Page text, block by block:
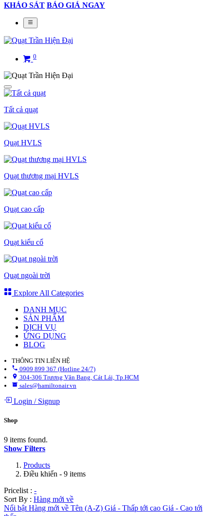
KHẢO SÁT BÁO GIÁ NGAY
0
Tất cả quạt
Quạt HVLS
Quạt thương mại HVLS
Quạt cao cấp
Quạt kiểu cổ
Quạt ngoài trời
Explore All Categories
DANH MỤC
SẢN PHẨM
DỊCH VỤ
ỨNG DỤNG
BLOG
THÔNG TIN LIÊN HỆ
0909 899 367 (Hotline 24/7)
304-306 Trương Văn Bang, Cát Lái, Tp.HCM
sales@hamiltonair.vn
Login /Signup
Shop
9 items found.
Show Filters
Products
Điều khiển - 9 items
Pricelist : -
Sort By : Hàng mới về
Nổi bật Hàng mới về Tên (A-Z) Giá - Thấp tới cao Giá - Cao tới